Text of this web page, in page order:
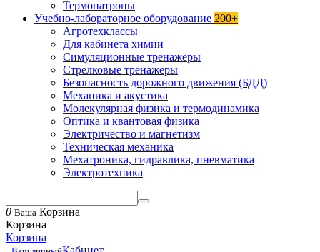
Термопатроны
Учебно-лабораторное оборудование 200+
Агротехклассы
Для кабинета химии
Симуляционные тренажёры
Стрелковые тренажеры
Безопасность дорожного движения (БДД)
Механика и акустика
Молекулярная физика и термодинамика
Оптика и квантовая физика
Электричество и магнетизм
Техническая механика
Мехатроника, гидравлика, пневматика
Электротехника
0 Ваша Корзина
Корзина
Корзина